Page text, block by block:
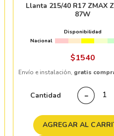
Llanta 215/40 R17 ZMAX
87W
Disponibilidad
Nacional
$1540
Envío e instalación, gratis
Cantidad －
AGREGAR AL